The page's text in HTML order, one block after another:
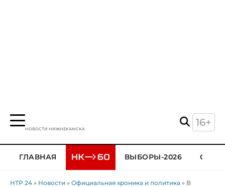
НОВОСТИ НИЖНЕКАМСКА
16+
ГЛАВНАЯ ВЫБОРЫ-2026
НТР 24 » Новости » Официальная хроника и политика » В